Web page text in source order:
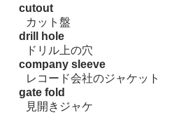
cutout
カット盤
drill hole
ドリル上の穴
company sleeve
レコード会社のジャケット
gate fold
見開きジャケ